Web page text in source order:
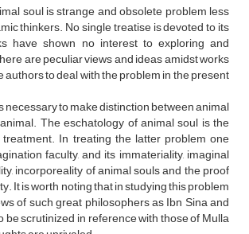
soul is strange and obsolete problem less
thinkers. No single treatise is devoted to its
have shown no interest to exploring and
are peculiar views and ideas amidst works
to deal with the problem in the present
necessary to make distinction between animal
The eschatology of animal soul is the
In treating the latter problem one
faculty, and its immateriality, imaginal
incorporeality of animal souls and the proof
It is worth noting that in studying this problem
of such great philosophers as Ibn Sina and
be scrutinized in reference with those of Mulla